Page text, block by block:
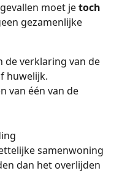
moet je toch
gezamenlijke
de verklaring van de
huwelijk.
van één van de
samenwoning
dan het overlijden